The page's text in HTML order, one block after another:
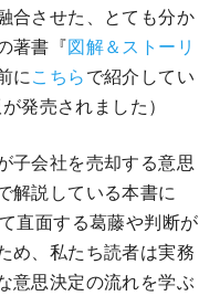
合させた、とても分か
著書『図解＆ストーリ
にこちらで紹介してい
発売されました）
子会社を売却する意思
解説している本書に
直面する葛藤や判断が
め、私たち読者は実務
意思決定の流れを学ぶ